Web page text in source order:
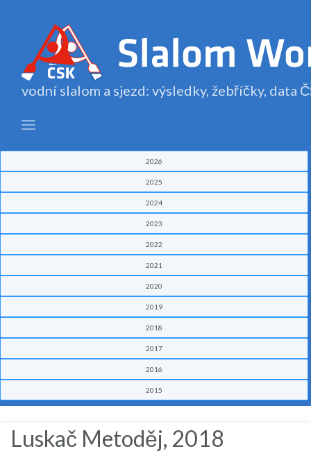
vodní slalom a sjezd: výsledky, žebříčky, data
2026
2025
2024
2023
2022
2021
2020
2019
2018
2017
2016
2015
Luskač Metoděj, 2018